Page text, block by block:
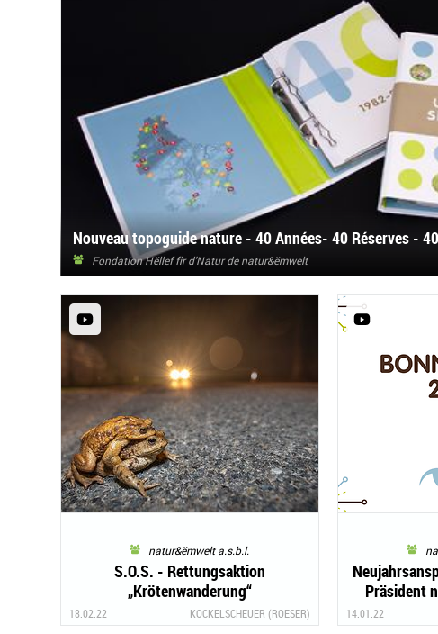
Nouveau topoguide nature - 40 Années- 40 Réserves -
Fondation Hëllef fir d'Natur de natur&ëmwelt
natur&ëmwelt a.s.b.l.
S.O.S. - Rettungsaktion
„Krötenwanderung“
18.02.22 KOCKELSCHEUER (ROESER)
Präsident
14.01.22